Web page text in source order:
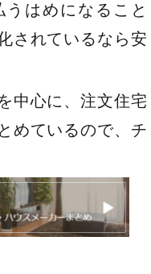
はめになること
されているなら安
中心に、注文住宅
めているので、チ